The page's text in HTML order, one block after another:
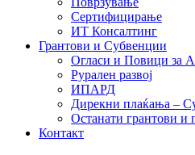
Сертифицирање
ИТ Консалтинг
Грантови и Субвенции
Огласи и Повици за
Рурален развој
ИПАРД
Дирекни плаќања –
Останати грантови и
Контакт